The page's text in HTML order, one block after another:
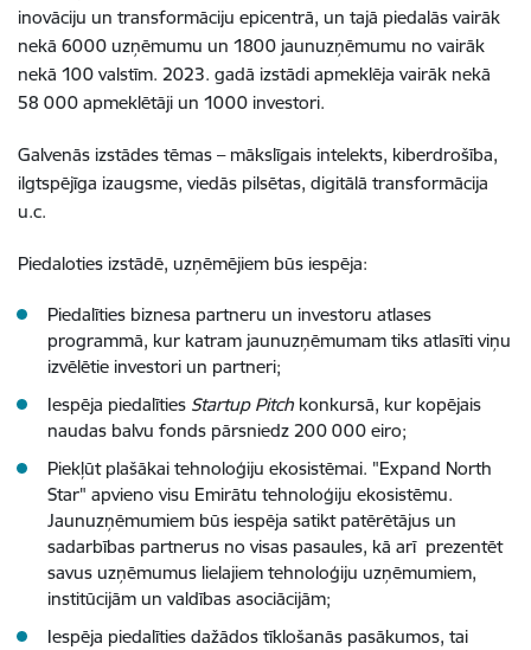
inovāciju un transformāciju epicentrā, un tajā piedalās vairāk
nekā 6000 uzņēmumu un 1800 jaunuzņēmumu no vairāk
nekā 100 valstīm. 2023. gadā izstādi apmeklēja vairāk nekā
58 000 apmeklētāji un 1000 investori.
Galvenās izstādes tēmas – mākslīgais intelekts, kiberdrošība,
ilgtspējīga izaugsme, viedās pilsētas, digitālā transformācija
u.c.
Piedaloties izstādē, uzņēmējiem būs iespēja:
Piedalīties biznesa partneru un investoru atlases
programmā, kur katram jaunuzņēmumam tiks atlasīti viņu
izvēlētie investori un partneri;
Iespēja piedalīties Startup Pitchkonkursā, kur kopējais
naudas balvu fonds pārsniedz 200 000 eiro;
Piekļūt plašākai tehnoloģiju ekosistēmai. "Expand North
Star" apvieno visu Emirātu tehnoloģiju ekosistēmu.
Jaunuzņēmumiem būs iespēja satikt patērētājus un
sadarbības partnerus no visas pasaules, kā arī prezentēt
savus uzņēmumus lielajiem tehnoloģiju uzņēmumiem,
institūcijām un valdības asociācijām;
Iespēja piedalīties dažādos tīklošanās pasākumos, tai